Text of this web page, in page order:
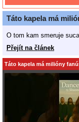
Táto kapela má
O tom kam smeruje
Přejít na článek
Táto kapela má milióny